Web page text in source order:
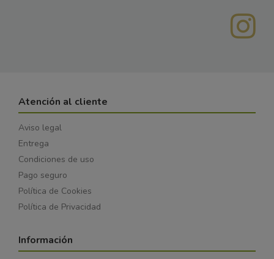
Atención al cliente
Aviso legal
Entrega
Condiciones de uso
Pago seguro
Política de Cookies
Política de Privacidad
Información